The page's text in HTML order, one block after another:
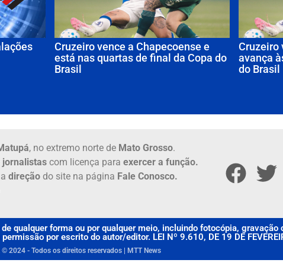
Cruzeiro vence a Chapecoense e
está nas quartas de final da Copa do
Brasil
Cruzeiro
avança
do Brasil
, no extremo norte de Mato Grosso.
jornalistascom licença para exercer a função.
direçãodo site na página Fale Conosco.
qualquer forma ou por qualquer meio, incluindo fotocópia, gravação
por escrito do autor/editor. LEI Nº 9.610, DE 19 DE
2024 - Todos os direitos reservados | MTT News